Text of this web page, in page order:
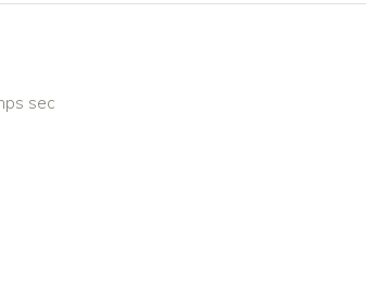
sec